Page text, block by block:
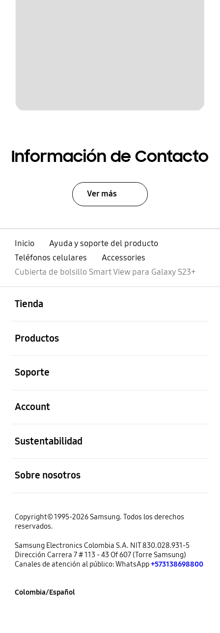
Información de Contacto
Ver más
Inicio
Ayuda y soporte del producto
Teléfonos celulares
Accessories
Cubierta de bolsillo Smart View para Galaxy S23+
Tienda
Productos
Soporte
Account
Sustentabilidad
Sobre nosotros
Copyright© 1995-2026 Samsung. Todos los derechos
reservados.
Samsung Electronics Colombia S.A. NIT 830.028.931-5
Dirección Carrera 7 # 113 - 43 Of 607 (Torre Samsung)
Canales de atención al público: WhatsApp+573138698800
Colombia/Español